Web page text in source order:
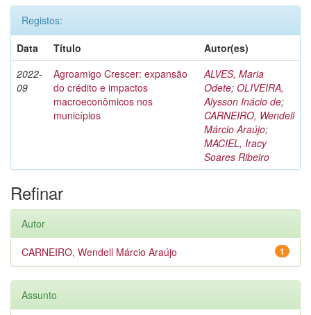
Registos:
Data
Título
Autor(es)
2022-
09
Agroamigo Crescer: expansão
do crédito e impactos
macroeconômicos nos
municípios
ALVES, Maria
Odete; OLIVEIRA,
Alysson Inácio de;
CARNEIRO, Wendell
Márcio Araújo;
MACIEL, Iracy
Soares Ribeiro
Refinar
Autor
1
CARNEIRO, Wendell Márcio Araújo
Assunto